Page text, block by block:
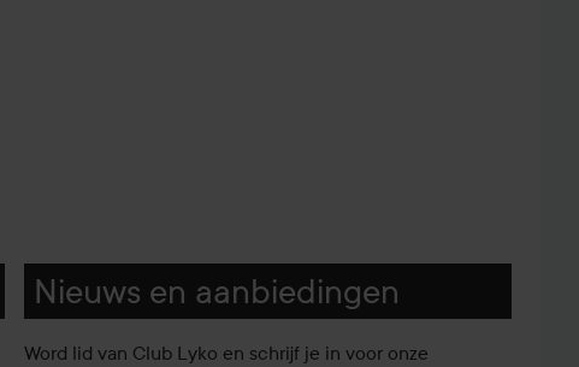
Nieuws en aanbiedingen
Word lid van Club Lyko en schrijf je in voor onze